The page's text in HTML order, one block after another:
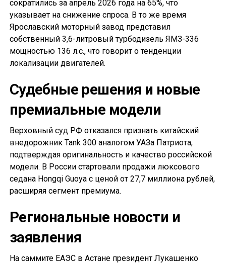
сократились за апрель 2026 года на 65%, что
указывает на снижение спроса. В то же время
Ярославский моторный завод представил
собственный 3,6-литровый турбодизель ЯМЗ-336
мощностью 136 л.с., что говорит о тенденции
локализации двигателей.
Судебные решения и новые
премиальные модели
Верховный суд РФ отказался признать китайский
внедорожник Tank 300 аналогом УАЗа Патриота,
подтверждая оригинальность и качество российской
модели. В России стартовали продажи люксового
седана Hongqi Guoya с ценой от 27,7 миллиона рублей,
расширяя сегмент премиума.
Региональные новости и
заявления
На саммите ЕАЭС в Астане президент Лукашенко